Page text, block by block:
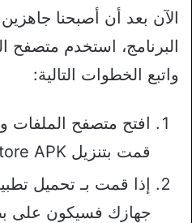
الآن بعد أن أصبحنا
البرنامج، استخدم متصفح
واتبع الخطوات التالية:
افتح متصفح الملفات
قمت بتنزيل Google Play Store APK فيه.
إذا قمت بـ تحميل